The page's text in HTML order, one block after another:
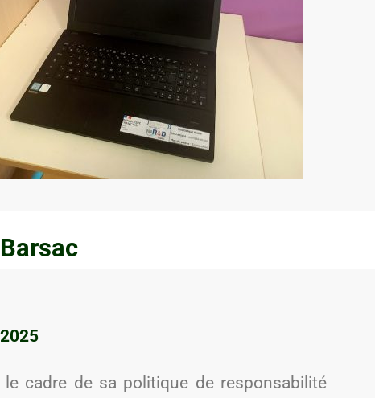
le cadre de sa politique de responsabilité